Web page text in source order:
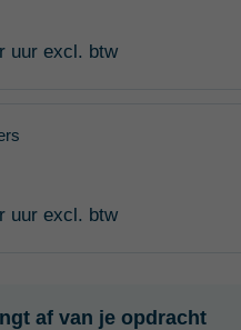
uur excl. btw
uur excl. btw
af van je opdracht